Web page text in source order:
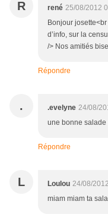
R rené 25/08/2012
Bonjour
d’info, sur la
/> Nos amitiés
Répondre
. .evelyne 24/08/
une bonne salade
Répondre
L Loulou 24/08/
miam miam ta